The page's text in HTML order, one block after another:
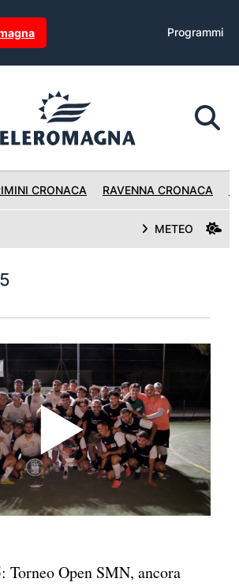
Programmi
CRONACA RAVENNA CRONACA
METEO
Open SMN, ancora